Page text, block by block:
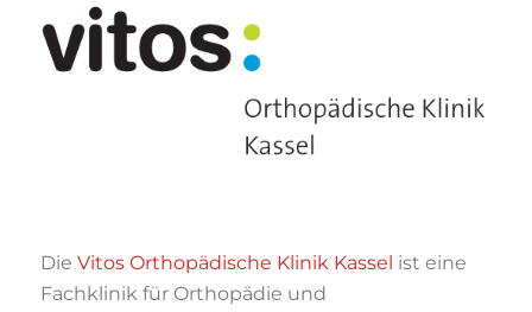
Die Vitos Orthopädische Klinik Kassel ist eine
Fachklinik für Orthopädie und